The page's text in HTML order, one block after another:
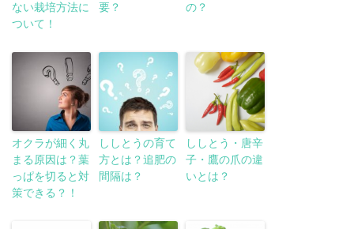
ない栽培方法に
ついて！
要？
の？
オクラが細く丸
まる原因は？葉
っぱを切ると対
策できる？！
ししとうの育て
方とは？追肥の
間隔は？
ししとう・唐辛
子・鷹の爪の違
いとは？